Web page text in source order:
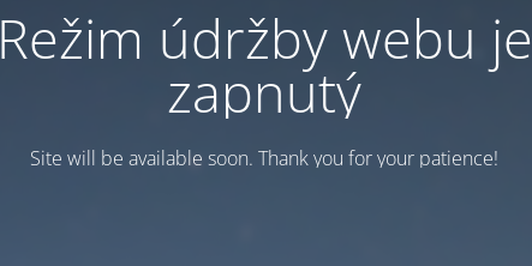
Režim údržby webu je
zapnutý
Site will be available soon. Thank you for your patience!